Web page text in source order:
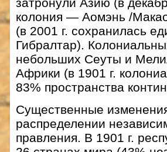
затронули Азию (в
колония — Аомэнь /
(в 2001 г. сохранилась
Гибралтар).
небольших Сеуты и
Африки (в 1901 г.
83% пространства
Существенные
распределении
правления. В 1901 г.